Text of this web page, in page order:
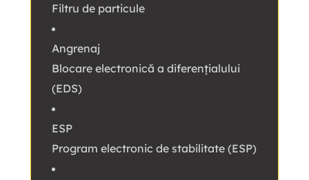
Filtru de particule
Angrenaj
Blocare electronică a diferențialului
(EDS)
ESP
Program electronic de stabilitate (ESP)